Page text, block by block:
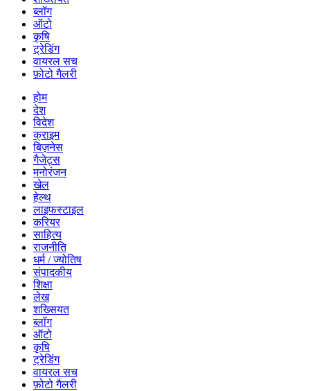
ब्लॉग
ऑटो
कृषि
ट्रेडिंग
वायरल सच
फ़ोटो गैलरी
होम
देश
विदेश
क्राइम
बिज़नेस
गैजेट्स
मनोरंजन
खेल
हेल्थ
लाइफस्टाइल
करियर
साहित्य
राजनीति
धर्म / ज्योतिष
संपादकीय
शिक्षा
लेख
शख्सियत
ब्लॉग
ऑटो
कृषि
ट्रेडिंग
वायरल सच
फ़ोटो गैलरी